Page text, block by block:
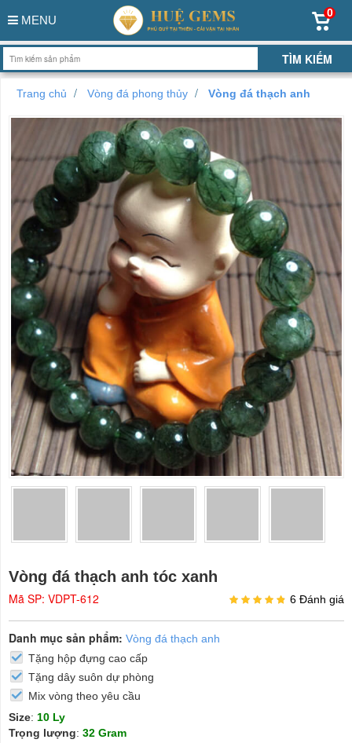
MENU
0
Trang chủ Vòng đá phong thủy Vòng đá thạch anh
Vòng đá thạch anh tóc xanh
Mã SP: VDPT-612 6 Đánh giá
Danh mục sản phẩm: Vòng đá thạch anh
Tặng hộp đựng cao cấp
Tặng dây suôn dự phòng
Mix vòng theo yêu cầu
Size: 10 Ly
Trọng lượng: 32 Gram